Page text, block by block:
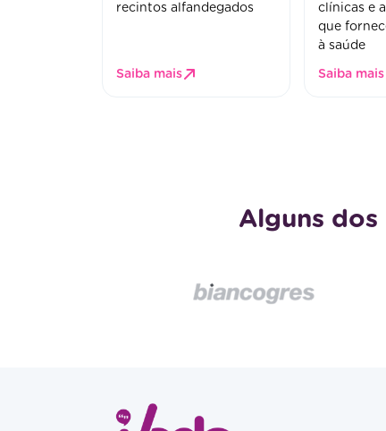
recintos alfandegados
Saiba mais
clínicas e
que
à saúde
Saiba mais
Alguns dos